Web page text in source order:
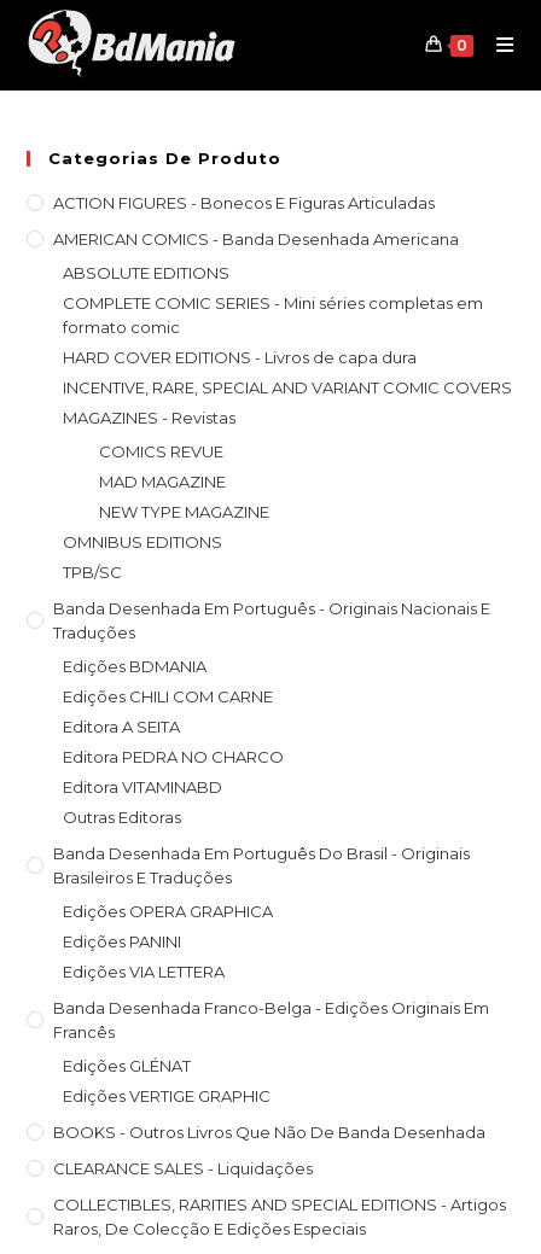
content
0
Categorias De Produto
ACTION FIGURES - Bonecos E Figuras Articuladas
AMERICAN COMICS - Banda Desenhada Americana
ABSOLUTE EDITIONS
COMPLETE COMIC SERIES - Mini séries completas em
formato comic
HARD COVER EDITIONS - Livros de capa dura
INCENTIVE, RARE, SPECIAL AND VARIANT COMIC COVERS
MAGAZINES - Revistas
COMICS REVUE
MAD MAGAZINE
NEW TYPE MAGAZINE
OMNIBUS EDITIONS
TPB/SC
Banda Desenhada Em Português - Originais Nacionais E
Traduções
Edições BDMANIA
Edições CHILI COM CARNE
Editora A SEITA
Editora PEDRA NO CHARCO
Editora VITAMINABD
Outras Editoras
Banda Desenhada Em Português Do Brasil - Originais
Brasileiros E Traduções
Edições OPERA GRAPHICA
Edições PANINI
Edições VIA LETTERA
Banda Desenhada Franco-Belga - Edições Originais Em
Francês
Edições GLÉNAT
Edições VERTIGE GRAPHIC
BOOKS - Outros Livros Que Não De Banda Desenhada
CLEARANCE SALES - Liquidações
COLLECTIBLES, RARITIES AND SPECIAL EDITIONS - Artigos
Raros, De Colecção E Edições Especiais